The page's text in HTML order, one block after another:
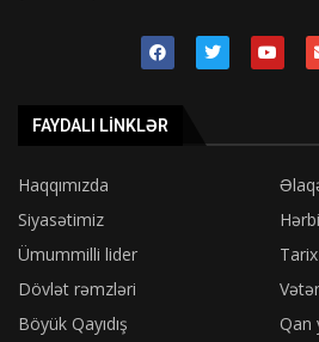
FAYDALI LINKLƏR
Haqqımızda
Siyasətimiz
Ümummilli lider
Tarix
Dövlət rəmzləri
Böyük Qayıdış
Qan